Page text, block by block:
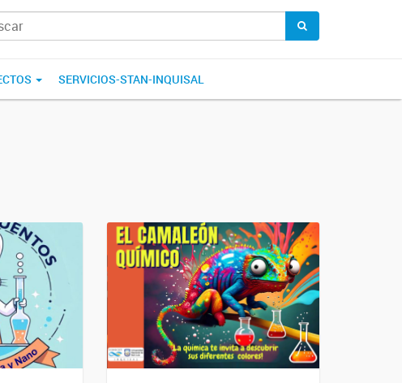
SERVICIOS-STAN-INQUISAL